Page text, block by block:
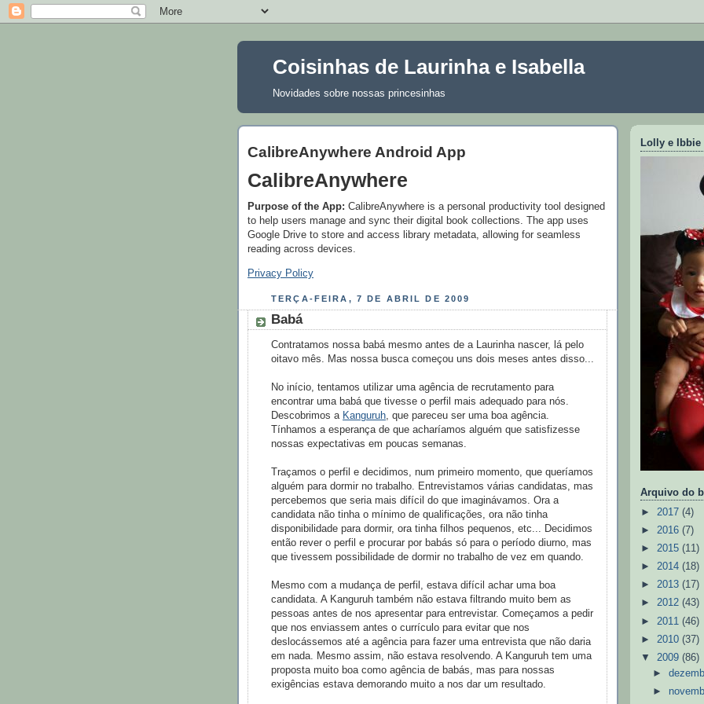
Coisinhas de Laurinha e Isabella
Novidades sobre nossas princesinhas
CalibreAnywhere Android App
CalibreAnywhere
Purpose of the App: CalibreAnywhere is a personal productivity tool designed
to help users manage and sync their digital book collections. The app uses
Google Drive to store and access library metadata, allowing for seamless
reading across devices.
Privacy Policy
TERÇA-FEIRA, 7 DE ABRIL DE 2009
Babá
Contratamos nossa babá mesmo antes de a Laurinha nascer, lá pelo
oitavo mês. Mas nossa busca começou uns dois meses antes disso...
No início, tentamos utilizar uma agência de recrutamento para
encontrar uma babá que tivesse o perfil mais adequado para nós.
Descobrimos a Kanguruh, que pareceu ser uma boa agência.
Tínhamos a esperança de que acharíamos alguém que satisfizesse
nossas expectativas em poucas semanas.
Traçamos o perfil e decidimos, num primeiro momento, que queríamos
alguém para dormir no trabalho. Entrevistamos várias candidatas, mas
percebemos que seria mais difícil do que imaginávamos. Ora a
candidata não tinha o mínimo de qualificações, ora não tinha
disponibilidade para dormir, ora tinha filhos pequenos, etc... Decidimos
então rever o perfil e procurar por babás só para o período diurno, mas
que tivessem possibilidade de dormir no trabalho de vez em quando.
Mesmo com a mudança de perfil, estava difícil achar uma boa
candidata. A Kanguruh também não estava filtrando muito bem as
pessoas antes de nos apresentar para entrevistar. Começamos a pedir
que nos enviassem antes o currículo para evitar que nos
deslocássemos até a agência para fazer uma entrevista que não daria
em nada. Mesmo assim, não estava resolvendo. A Kanguruh tem uma
proposta muito boa como agência de babás, mas para nossas
exigências estava demorando muito a nos dar um resultado.
Lolly e Ibbie
Arquivo do
► 2017 (4)
► 2016 (7)
► 2015 (11)
► 2014 (18)
► 2013 (17)
► 2012 (43)
► 2011 (46)
► 2010 (37)
▼ 2009 (86)
►
►